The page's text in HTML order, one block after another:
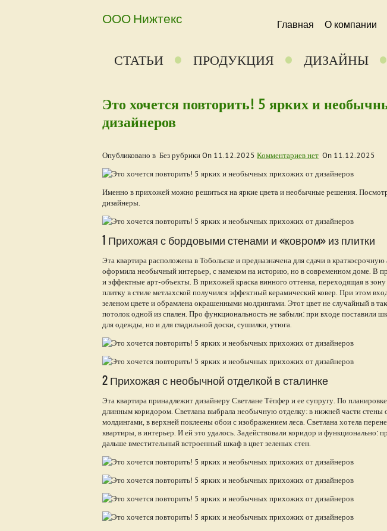
ООО Нижтекс Главная О компании
СТАТЬИ ПРОДУКЦИЯ ДИЗАЙНЫ
Это хочется повторить! 5 ярких и
дизайнеров
Опубликовано в Без рубрики On 11.12.2025 Комментариев нет On 11.12.2025
Именно в прихожей можно решиться на яркие цвета и необычные решения.
дизайнеры.
1 Прихожая с бордовыми стенами и «ковром» из плитки
Эта квартира расположена в Тобольске и предназначена для сдачи в
оформила необычный интерьер, с намеком на историю, но в современном доме. В
и эффектные арт-объекты. В прихожей краска винного оттенка, переходящая в
плитку в стиле метлахской получился эффектный керамический ковер. При этом
зеленом цвете и обрамлена окрашенными молдингами. Этот цвет не случайный в
потолок одной из спален. Про функциональность не забыли: при входе поставили
для одежды, но и для гладильной доски, сушилки, утюга.
2 Прихожая с необычной отделкой в сталинке
Эта квартира принадлежит дизайнеру Светлане Тёпфер и ее супругу. По
длинным коридором. Светлана выбрала необычную отделку: в нижней части
молдингами, в верхней поклеены обои с изображением леса. Светлана хотела
квартиры, в интерьер. И ей это удалось. Задействовали коридор и функционально:
дальше вместительный встроенный шкаф в цвет зеленых стен.